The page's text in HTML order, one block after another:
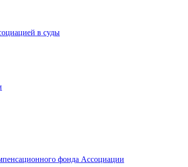
в суды
фонда Ассоциации